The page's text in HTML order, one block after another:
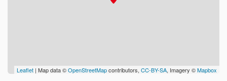
Leaflet | Map data ©OpenStreetMapcontributors, CC-BY-SA, Imagery ©Mapbox